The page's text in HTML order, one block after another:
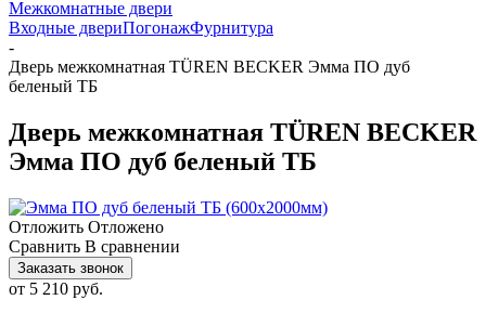
Межкомнатные двери
Входные двериПогонажФурнитура
-
Дверь межкомнатная TÜREN BECKER Эмма ПО дуб
беленый ТБ
Дверь межкомнатная TÜREN BECKER
Эмма ПО дуб беленый ТБ
Отложить Отложено
Сравнить В сравнении
Заказать звонок
от 5 210 руб.